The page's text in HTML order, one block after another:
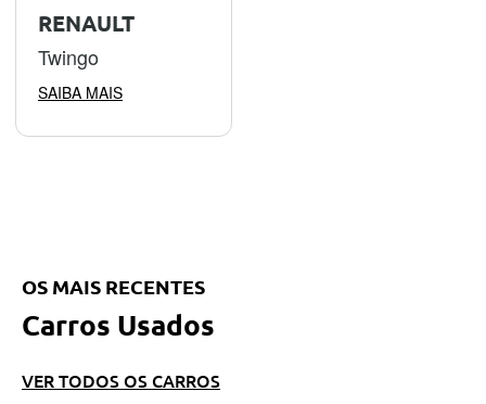
RENAULT
Twingo
SAIBA MAIS
OS MAIS RECENTES
Carros Usados
VER TODOS OS CARROS